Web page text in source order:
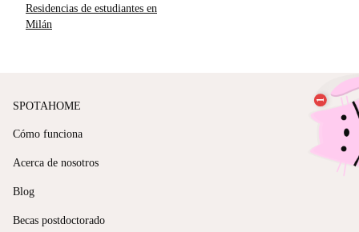
Residencias de estudiantes en
Milán
SPOTAHOME
Cómo funciona
Acerca de nosotros
Blog
Becas postdoctorado